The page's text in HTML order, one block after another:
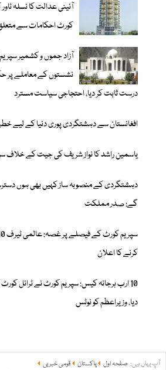
آئینی عدالت کا نسلہ
کورٹ احکامات سے
آزاد جموں و کشمیر
نشستوں کے معاملے پر
درست ثابت کر دیا، احتجاجی سیاست مسترد
افغانستان سے دہشتگردی پوری دنیا کے لیے
یاسمین راشد کا نواز شریف کی جیت کے خلاف
دہشتگردی کے منصوبہ ساز کہیں بھی ہوں
گے: صدر مملکت
کرنے کا اعلان
10 ارب ہرجانہ کیس: سپریم کورٹ نے ٹرائل
دیا، وزیراعظم کو نوٹس
آپ یہاں ہیں: صفحہ اول پاکستان
قومی خبریں